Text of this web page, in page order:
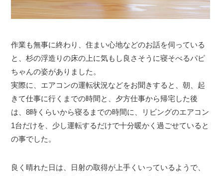
作業も無事に終わり、住まい心地などのお話を伺っている
と、杉の浮造りの床の上に気もし良さそうに寝そべるパピ
ちゃんの姿がありました。
実際に、エアコンの運転状況などをお聞きすると、朝、起
きて仕事に行くまでの時間と、夕方仕事から帰宅した後
は、8時くらいから寝るまでの時間に、リビングのエアコン
1台だけを、少し運転するだけで十分暖かく過ごせていると
の事でした。
良く晴れた日は、日射の取得が上手くいっているようで、